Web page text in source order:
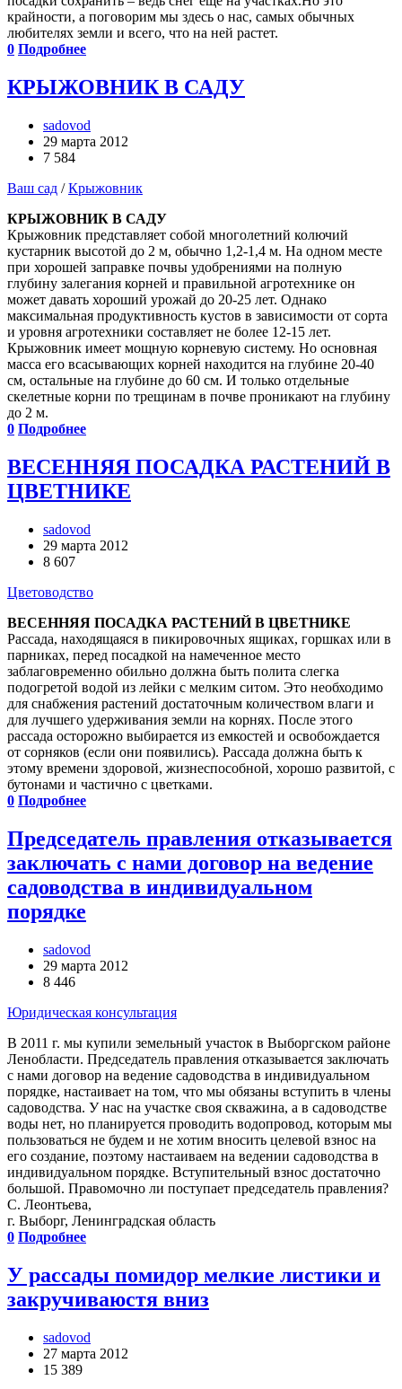
крайности, а поговорим мы здесь о нас, самых обычных
любителях земли и всего, что на ней растет.
0 Подробнее
КРЫЖОВНИК В САДУ
sadovod
29 марта 2012
7 584
Ваш сад /Крыжовник
КРЫЖОВНИК В САДУ
Крыжовник представляет собой многолетний колючий
кустарник высотой до 2 м, обычно 1,2-1,4 м. На одном месте
при хорошей заправке почвы удобрениями на полную
глубину залегания корней и правильной агротехнике он
может давать хороший урожай до 20-25 лет. Однако
максимальная продуктивность кустов в зависимости от сорта
и уровня агротехники составляет не более 12-15 лет.
Крыжовник имеет мощную корневую систему. Но основная
масса его всасывающих корней находится на глубине 20-40
см, остальные на глубине до 60 см. И только отдельные
скелетные корни по трещинам в почве проникают на глубину
до 2 м.
0 Подробнее
ВЕСЕННЯЯ ПОСАДКА РАСТЕНИЙ В
ЦВЕТНИКЕ
sadovod
29 марта 2012
8 607
Цветоводство
ВЕСЕННЯЯ ПОСАДКА РАСТЕНИЙ В ЦВЕТНИКЕ
Рассада, находящаяся в пикировочных ящиках, горшках или в
парниках, перед посадкой на намеченное место
заблаговременно обильно должна быть полита слегка
подогретой водой из лейки с мелким ситом. Это необходимо
для снабжения растений достаточным количеством влаги и
для лучшего удерживания земли на корнях. После этого
рассада осторожно выбирается из емкостей и освобождается
от сорняков (если они появились). Рассада должна быть к
этому времени здоровой, жизнеспособной, хорошо развитой, с
бутонами и частично с цветками.
0 Подробнее
Председатель правления отказывается
заключать с нами договор на ведение
садоводства в индивидуальном
порядке
sadovod
29 марта 2012
8 446
Юридическая консультация
В 2011 г. мы купили земельный участок в Выборгском районе
Ленобласти. Председатель правления отказывается заключать
с нами договор на ведение садоводства в индивидуальном
порядке, настаивает на том, что мы обязаны вступить в члены
садоводства. У нас на участке своя скважина, а в садоводстве
воды нет, но планируется проводить водопровод, которым мы
пользоваться не будем и не хотим вносить целевой взнос на
его создание, поэтому настаиваем на ведении садоводства в
индивидуальном порядке. Вступительный взнос достаточно
большой. Правомочно ли поступает председатель правления?
С. Леонтьева,
г. Выборг, Ленинградская область
0 Подробнее
У рассады помидор мелкие листики и
закручиваюстя вниз
sadovod
27 марта 2012
15 389